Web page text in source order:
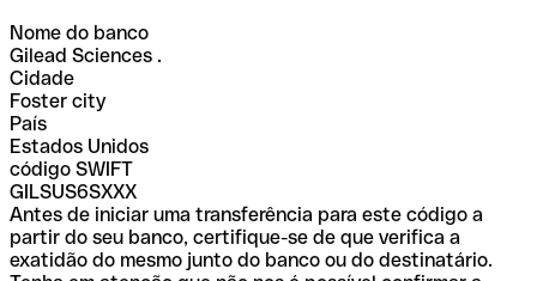
Nome do banco
Gilead Sciences .
Cidade
Foster city
País
Estados Unidos
código SWIFT
GILSUS6SXXX
Antes de iniciar uma transferência para este código a
partir do seu banco, certifique-se de que verifica a
exatidão do mesmo junto do banco ou do destinatário.